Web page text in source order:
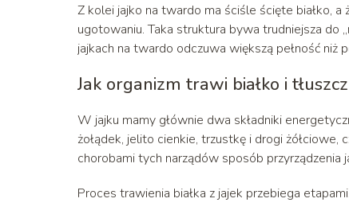
Z kolei jajko na twardo ma ściśle ścięte białko, a
ugotowaniu. Taka struktura bywa trudniejsza do
jajkach na twardo odczuwa większą pełność niż
Jak organizm trawi białko i
W jajku mamy głównie dwa składniki
żołądek, jelito cienkie, trzustkę i drogi żółciowe,
chorobami tych narządów sposób przyrządzenia
Proces trawienia białka z jajek przebiega